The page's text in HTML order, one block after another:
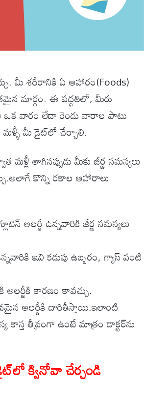
మీ శరీరానికి ఏ ఆహారం(Foods)
మార్గం. ఈ పద్ధతిలో, మీరు
వారం లేదా రెండు వారాల పాటు
మీ డైట్‌లో చేర్చాలి.
తాగినప్పుడు మీకు జీర్ణ సమస్యలు
కొన్ని రకాల ఆహారాలు
అలర్జీ ఉన్నవారికి జీర్ణ సమస్యలు
ఇవి కడుపు ఉబ్బరం, గ్యాస్ వంటి
కారణం కావచ్చు.
అలర్జీకి దారితీస్తాయి.ఇలాంటి
తీవ్రంగా ఉంటే మాత్రం డాక్టర్‌ను
క్వినోవా చేర్చండి